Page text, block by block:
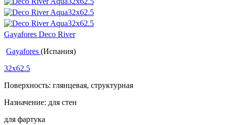
Gayafores Deco River
Gayafores (Испания)
32x62.5
Поверхность: глянцевая, структурная
Назначение: для стен
для фартука